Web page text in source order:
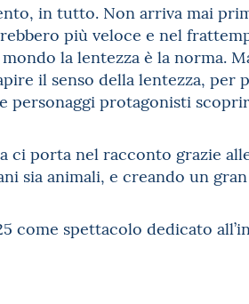
in tutto. Non arriva mai
più veloce e nel
la lentezza è la norma.
il senso della lentezza, per
protagonisti
ci porta nel racconto grazie
sia animali, e creando un
come spettacolo dedicato